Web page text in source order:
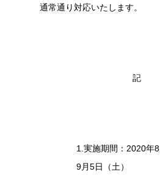
通常通り対応いたします。
記
1.実施期間：2020年
9月5日（土）